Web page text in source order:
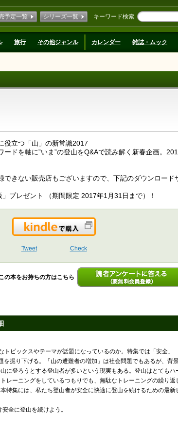
キーワード検索
予定一覧 シリーズ一覧
旅行 その他ジャンル カレンダー 雑誌・ムック
役立つ「山」の新常識2017
ドを軸に”いま”の登山をQ&Aで読み解く新春企画。
きない販売店もございますので、下記のダウンロード
プレゼント （期間限定 2017年1月31日まで）！
Kindleで購入
Tweet Check
の本をお持ちの方はこちら
ピックスやテーマが話題になっているのか。特集では「安全」
を掘り下げる。「山の遭難者の増加」は社会問題でもあるが、背
に登ろうとする登山者が多いという現実もある。登山はとてもハ
レーニングをしているつもりでも、無駄なトレーニングの繰り返
特集には、私たち登山者が安全に快適に登山を続けるための最新
全に登山を続けよう。